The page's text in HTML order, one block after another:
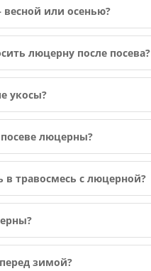
или осенью?
люцерну после посева?
укосы?
люцерны?
травосмесь с люцерной?
зимой?